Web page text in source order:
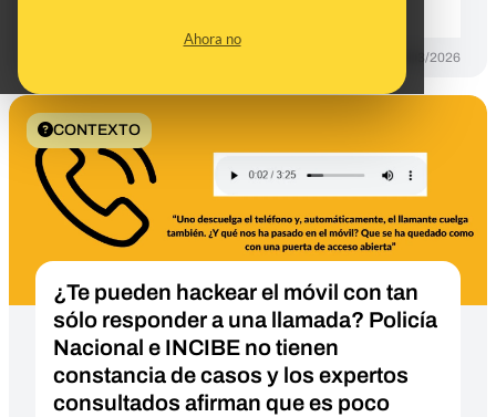
Ahora no
para pedirte dinero
03/03/2026
CONTEXTO
¿Te pueden hackear el móvil con tan
sólo responder a una llamada? Policía
Nacional e INCIBE no tienen
constancia de casos y los expertos
consultados afirman que es poco